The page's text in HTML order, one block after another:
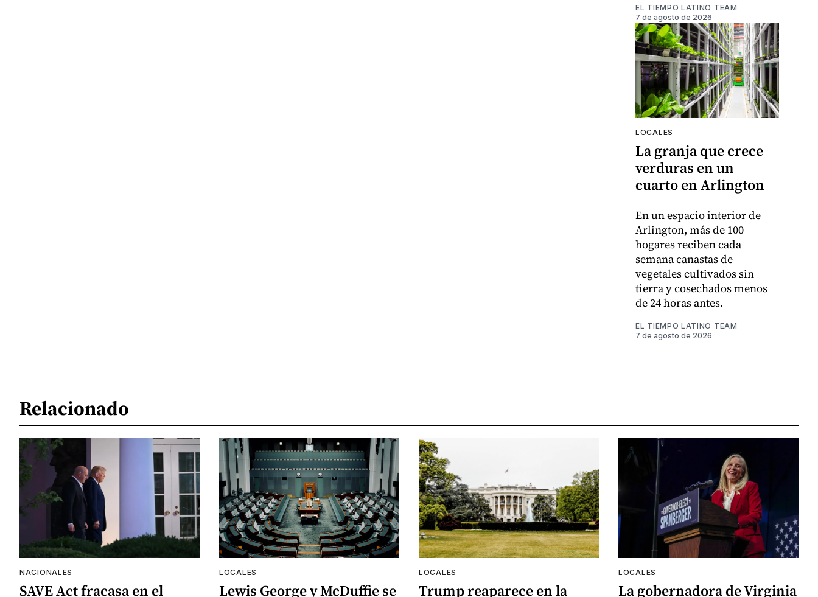
EL TIEMPO LATINO TEAM
7 de agosto de 2026
LOCALES
La granja que crece
verduras en un
cuarto en Arlington
En un espacio interior de
Arlington, más de 100
hogares reciben cada
semana canastas de
vegetales cultivados sin
tierra y cosechados menos
de 24 horas antes.
EL TIEMPO LATINO TEAM
7 de agosto de 2026
Relacionado
NACIONALES
SAVE Act fracasa en el
LOCALES
Lewis George y McDuffie se
LOCALES
Trump reaparece en la
LOCALES
La gobernadora de Virginia